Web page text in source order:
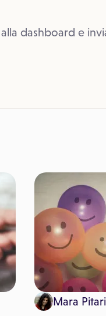
dashboard e
Mara Pitari